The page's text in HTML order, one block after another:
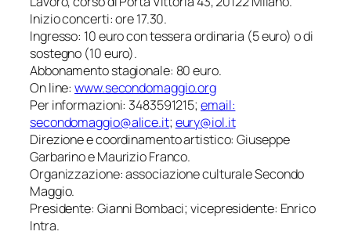
Inizio concerti: ore 17.30.
Ingresso: 10 euro con tessera ordinaria (5 euro) o di
sostegno (10 euro).
Abbonamento stagionale: 80 euro.
On line:www.secondomaggio.org
Per informazioni: 3483591215; email:
secondomaggio@alice.it; eury@iol.it
Direzione e coordinamento artistico: Giuseppe
Garbarino e Maurizio Franco.
Organizzazione: associazione culturale Secondo
Maggio.
Presidente: Gianni Bombaci; vicepresidente: Enrico
Intra.